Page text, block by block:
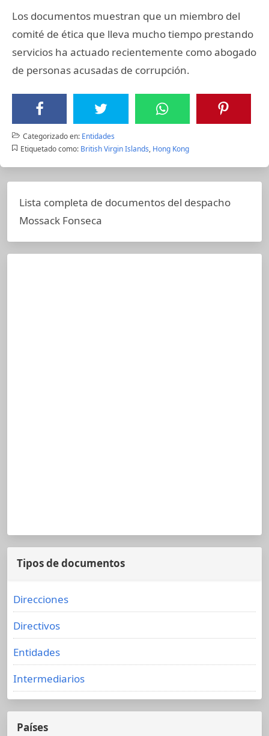
Los documentos muestran que un miembro del
comité de ética que lleva mucho tiempo prestando
servicios ha actuado recientemente como abogado
de personas acusadas de corrupción.
Categorizado en: Entidades
Etiquetado como: British Virgin Islands, Hong Kong
Lista completa de documentos del despacho
Mossack Fonseca
Tipos de documentos
Direcciones
Directivos
Entidades
Intermediarios
Países